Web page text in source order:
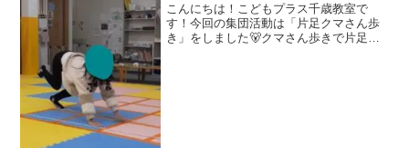
こんにちは！こどもプラス千歳教室で
す！今回の集団活動は「片足クマさん歩
き」をしました🐻クマさん歩きで片足を